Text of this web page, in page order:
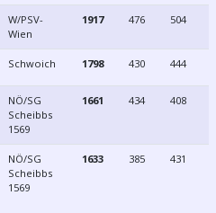
W/PSV-
Wien
1917 476 504
Schwoich 1798 430 444
NÖ/SG
Scheibbs
1569
1661 434 408
NÖ/SG
Scheibbs
1569
1633 385 431